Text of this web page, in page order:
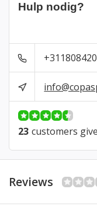
Hulp nodig?
23 customers
Reviews